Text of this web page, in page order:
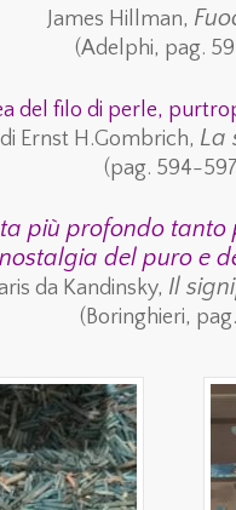
James Hillman,
(Adelphi, pag.
del filo di perle,
Ernst H.Gombrich, La
(pag. 594-
più profondo tanto
del puro e
da Kandinsky, Il
(Boringhieri,